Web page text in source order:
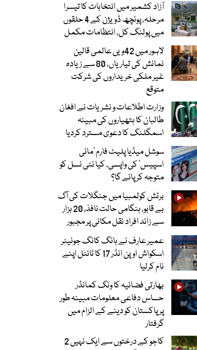
آزاد کشمیر میں انتخابات کا تیسرا
مرحلہ، پونچھ ڈویژن کے 4 حلقوں
میں پولنگ کل، انتظامات مکمل
لاہور میں 42ویں عالمی قالین
نمائش کی تیاریاں، 80 سے زیادہ
غیر ملکی خریداروں کی شرکت
متوقع
وزارت اطلاعات و نشریات نے افغان
طالبان کا ہتھیاروں کی مبینہ
اسمگلنگ کا دعویٰ مسترد کردیا
سوشل میڈیا پلیٹ فارم ‘مائی
اسپیس’ کی واپسی، کیا نئی نسل کو
متوجہ کر پائے گا؟
برٹش کولمبیا میں جنگلات کی آگ
بے قابو، ہنگامی حالت نافذ، 20 ہزار
سے زائد افراد نقل مکانی پر مجبور
عمیر عارف نے ہانگ کانگ جونیئر
اسکواش اوپن انڈر 17 کا ٹائٹل اپنے
نام کرلیا
بھارتی فضائیہ کا ونگ کمانڈر
حساس دفاعی معلومات مبینہ طور
پر پاکستان کو دینے کے الزام میں
گرفتار
کاجو کے درختوں سے ایک نہیں 2